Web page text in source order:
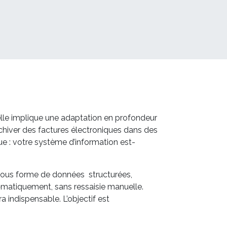
implique une adaptation en profondeur
des factures électroniques dans des
: votre système d’information est-
forme de données structurées,
sans ressaisie manuelle.
indispensable. L’objectif est